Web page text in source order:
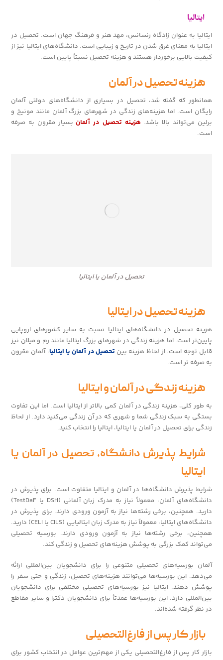
ایتالیا
ایتالیا به عنوان زادگاه رنسانس، مهد هنر و فرهنگ جهان است. تحصیل در
ایتالیا به معنای غرق شدن در تاریخ و زیبایی است. دانشگاه‌های ایتالیا نیز از
کیفیت بالایی برخوردار هستند و هزینه تحصیل نسبتاً پایین است.
هزینه تحصیل در آلمان
همانطور که گفته شد، تحصیل در بسیاری از دانشگاه‌های دولتی آلمان
رایگان است. اما هزینه‌های زندگی در شهرهای بزرگ آلمان مانند مونیخ و
برلین می‌تواند بالا باشد. هزینه تحصیل در آلمانبسیار مقرون به صرفه
است.
تحصیل در آلمان یا ایتالیا
هزینه تحصیل در ایتالیا
هزینه تحصیل در دانشگاه‌های ایتالیا نسبت به سایر کشورهای اروپایی
پایین‌تر است. اما هزینه زندگی در شهرهای بزرگ ایتالیا مانند رم و میلان نیز
قابل توجه است. از لحاظ هزینه بین تحصیل در آلمان یا ایتالیا، آلمان مقرون
به صرفه تر است.
هزینه زندگی در آلمان و ایتالیا
به طور کلی، هزینه زندگی در آلمان کمی بالاتر از ایتالیا است. اما این تفاوت
بستگی به سبک زندگی شما و شهری که در آن زندگی می‌کنید دارد. از لحاظ
زندگی برای تحصیل در آلمان یا ایتالیا، ایتالیا را انتخاب کنید.
شرایط پذیرش دانشگاه، تحصیل در آلمان یا
ایتالیا
شرایط پذیرش دانشگاه‌ها در آلمان و ایتالیا متفاوت است. برای پذیرش در
دانشگاه‌های آلمان، معمولاً نیاز به مدرک زبان آلمانی (DSH یا TestDaF)
دارید. همچنین، برخی رشته‌ها نیاز به آزمون ورودی دارند. برای پذیرش در
دانشگاه‌های ایتالیا، معمولاً نیاز به مدرک زبان ایتالیایی (CILS یا CELI) دارید.
همچنین، برخی رشته‌ها نیاز به آزمون ورودی دارند. بورسیه تحصیلی
می‌تواند کمک بزرگی به پوشش هزینه‌های تحصیل و زندگی کند.
آلمان بورسیه‌های تحصیلی متنوعی را برای دانشجویان بین‌المللی ارائه
می‌دهد. این بورسیه‌ها می‌توانند هزینه‌های تحصیل، زندگی و حتی سفر را
پوشش دهند. ایتالیا نیز بورسیه‌های تحصیلی مختلفی برای دانشجویان
بین‌المللی دارد. این بورسیه‌ها عمدتاً برای دانشجویان دکترا و سایر مقاطع
در نظر گرفته شده‌اند.
بازار کار پس از فارغ‌التحصیلی
بازار کار پس از فارغ‌التحصیلی یکی از مهم‌ترین عوامل در انتخاب کشور برای